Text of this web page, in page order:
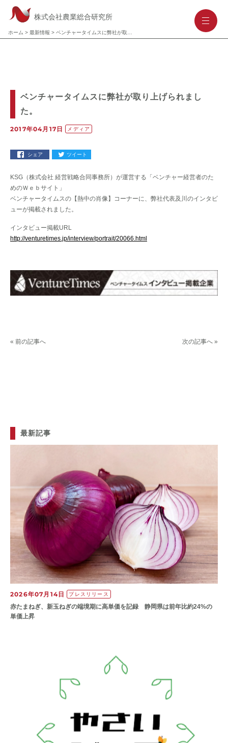
株式会社農業総合研究所
ホーム > 最新情報 >
--
ベンチャータイムスに弊社が取り上げられまし
た。
2017年04月17日 メディア
シェア ツイート
KSG（株式会社 経営戦略合同事務所）が運営する「ベンチャー経営者のた
めのＷｅｂサイト」
ベンチャータイムスの【熱中の肖像】コーナーに、弊社代表及川のインタビ
ューが掲載されました。
インタビュー掲載URL
http://venturetimes.jp/interview/portrait/20066.html
次の記事へ »
« 前の記事へ
最新記事
2026年07月14日 プレスリリース
赤たまねぎ、新玉ねぎの端境期に高単価を記録 静岡県は前年比約24%の
単価上昇